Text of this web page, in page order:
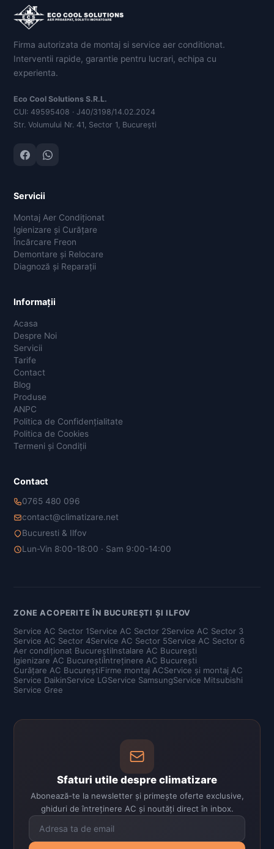
Firma autorizata de montaj si service aer conditionat.
Interventii rapide, garantie pentru lucrari, echipa cu
experienta.
Eco Cool Solutions S.R.L.
CUI: 49595408 · J40/3198/14.02.2024
Str. Volumului Nr. 41, Sector 1, București
Servicii
Montaj Aer Condiționat
Igienizare și Curățare
Încărcare Freon
Demontare și Relocare
Diagnoză și Reparații
Informații
Acasa
Despre Noi
Servicii
Tarife
Contact
Blog
Produse
ANPC
Politica de Confidențialitate
Politica de Cookies
Termeni și Condiții
Contact
0765 480 096
contact@climatizare.net
Bucuresti & Ilfov
Lun-Vin 8:00-18:00 · Sam 9:00-14:00
ZONE ACOPERITE ÎN BUCUREȘTI ȘI ILFOV
Service AC Sector 1Service AC Sector 2Service AC Sector 3
Service AC Sector 4Service AC Sector 5Service AC Sector 6
Aer condiționat BucureștiInstalare AC București
Igienizare AC BucureștiÎntreținere AC București
Curățare AC BucureștiFirme montaj ACService și montaj AC
Service DaikinService LGService SamsungService Mitsubishi
Service Gree
Sfaturi utile despre climatizare
Abonează-te la newsletter și primește oferte exclusive,
ghiduri de întreținere AC și noutăți direct în inbox.